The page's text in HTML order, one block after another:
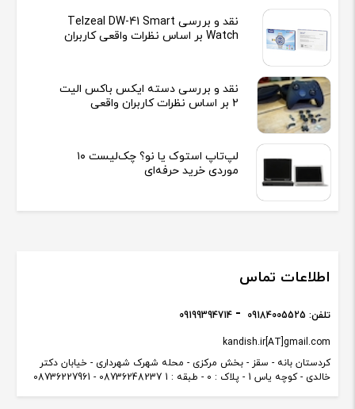
نقد و بررسی Telzeal DW-41 Smart
Watch بر اساس نظرات واقعی کاربران
نقد و بررسی دسته ایکس باکس الیت
2 بر اساس نظرات کاربران واقعی
لپ‌تاپ استوک یا نو؟ چک‌لیست ۱۰
موردی خرید حرفه‌ای
اطلاعات تماس
کردستان بانه - سقز - بخش مرکزی - محله شهرک شهرداری - خیابان دکتر
خالدی - کوچه یاس 1 - پلاک : 0 - طبقه : 1 08736248237 - 08736227961
kandish.ir[AT]gmail.com
تلفن: 09184005525
09199394714